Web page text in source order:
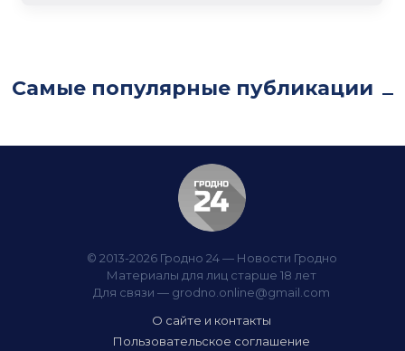
Самые популярные публикации
© 2013-2026 Гродно 24 — Новости Гродно
Материалы для лиц старше 18 лет
Для связи — grodno.online@gmail.com
О сайте и контакты
Пользовательское соглашение